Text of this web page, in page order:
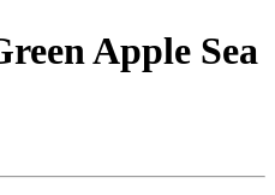
Apple Sea